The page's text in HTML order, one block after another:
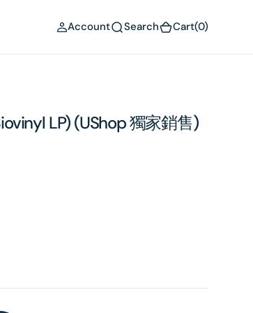
Account Search Cart(0)
LP) (UShop 獨家銷售)